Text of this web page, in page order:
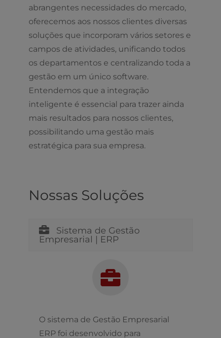
abrangentes necessidades do mercado,
oferecemos aos nossos clientes diversas
soluções que incorporam vários setores e
campos de atividades, unificando todos
os departamentos e centralizando toda a
gestão em um único software.
Entendemos que a integração
inteligente é essencial para trazer ainda
mais resultados para nossos clientes,
possibilitando uma gestão mais
estratégica para sua empresa.
Nossas Soluções
Sistema de Gestão
Empresarial | ERP
O sistema de Gestão Empresarial
ERP foi desenvolvido para